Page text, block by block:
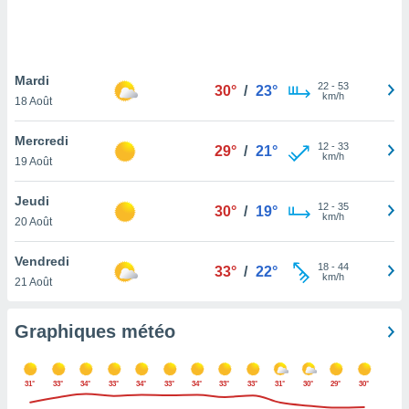
pas
de
à
cas,
que
sur le
que
ne
Mardi
18 Août
30° / 23° 22- 53
km/h
Mercredi
19 Août
29° / 21° 12- 33
km/h
Jeudi
20 Août
30° / 19° 12- 35
km/h
Vendredi
21 Août
33° / 22° 18- 44
km/h
Graphiques météo
31° 33° 34° 33° 34° 33° 34° 33° 33° 31° 30° 29° 30°